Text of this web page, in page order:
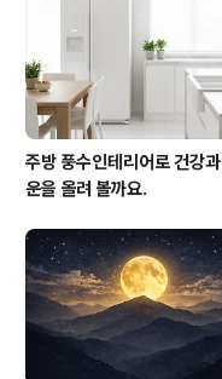
니다.명상의 주요 특징은 마음을
하는 것입니다. 이를 위해 호흡
또는 요가와 같은 다양한 기법을
주방 풍수인테리어로 건강
운을 올려 볼까요.